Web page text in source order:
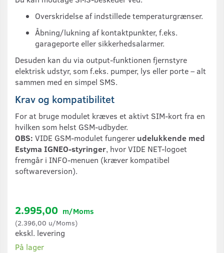
Overskridelse af indstillede temperaturgrænser.
Åbning/lukning af kontaktpunkter, f.eks.
garageporte eller sikkerhedsalarmer.
Desuden kan du via output-funktionen fjernstyre
elektrisk udstyr, som f.eks. pumper, lys eller porte – alt
sammen med en simpel SMS.
Krav og kompatibilitet
For at bruge modulet kræves et aktivt SIM-kort fra en
hvilken som helst GSM-udbyder.
OBS: VIDE GSM-modulet fungerer udelukkende med
Estyma IGNEO-styringer, hvor VIDE NET-logoet
fremgår i INFO-menuen (kræver kompatibel
softwareversion).
2.995,00 m/Moms
(2.396,00 u/Moms)
ekskl. levering
På lager